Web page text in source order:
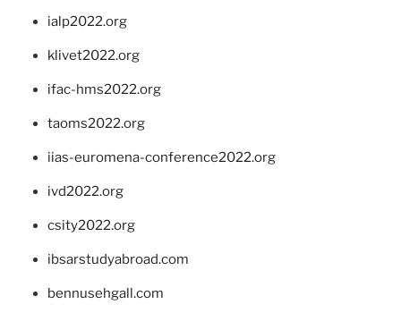
ialp2022.org
klivet2022.org
ifac-hms2022.org
taoms2022.org
iias-euromena-conference2022.org
ivd2022.org
csity2022.org
ibsarstudyabroad.com
bennusehgall.com